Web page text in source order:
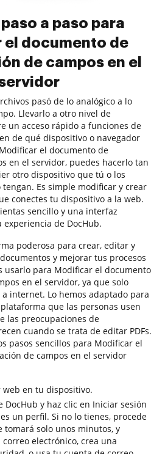
a paso para
el documento de
de campos en el
pasó de lo analógico a lo
Llevarlo a otro nivel de
un acceso rápido a funciones de
de qué dispositivo o navegador
el documento de
en el servidor, puedes hacerlo tan
otro dispositivo que tú o los
Es simple modificar y crear
conectes tu dispositivo a la web.
sencillo y una interfaz
de DocHub.
poderosa para crear, editar y
y mejorar tus procesos
usarlo para Modificar el documento
en el servidor, ya que solo
internet. Lo hemos adaptado para
que las personas usen
las preocupaciones de
cuando se trata de editar PDFs.
pasos sencillos para Modificar el
de campos en el servidor
en tu dispositivo.
DocHub y haz clic en Iniciar sesión
un perfil. Si no lo tienes, procede
tomará solo unos minutos, y
electrónico, crea una